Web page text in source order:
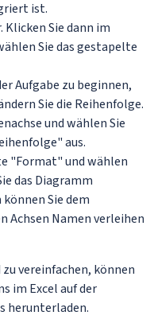
ist.
Klicken Sie dann im
Sie das gestapelte
Aufgabe zu beginnen,
Sie die Reihenfolge.
und wählen Sie
aus.
"Format" und wählen
das Diagramm
Sie dem
Achsen Namen verleihen
vereinfachen, können
im Excel auf der
herunterladen.